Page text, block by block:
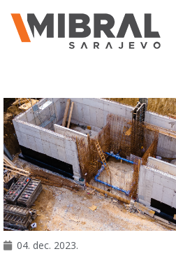
04. dec. 2023.